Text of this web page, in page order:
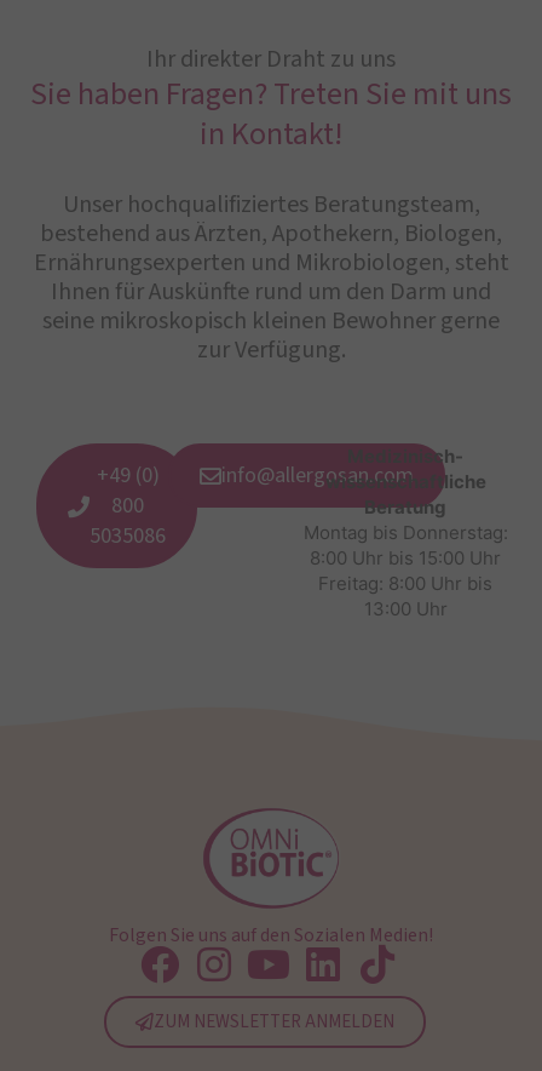
Ihr direkter Draht zu uns
Sie haben Fragen? Treten Sie mit uns
in Kontakt!
Unser hochqualifiziertes Beratungsteam,
bestehend aus Ärzten, Apothekern, Biologen,
Ernährungsexperten und Mikrobiologen, steht
Ihnen für Auskünfte rund um den Darm und
seine mikroskopisch kleinen Bewohner gerne
zur Verfügung.
+49 (0)
800
5035086
info@allergosan.com
Medizinisch-
wissenschaftliche
Beratung
Montag bis Donnerstag:
8:00 Uhr bis 15:00 Uhr
Freitag: 8:00 Uhr bis
13:00 Uhr
Folgen Sie uns auf den Sozialen Medien!
ZUM NEWSLETTER ANMELDEN